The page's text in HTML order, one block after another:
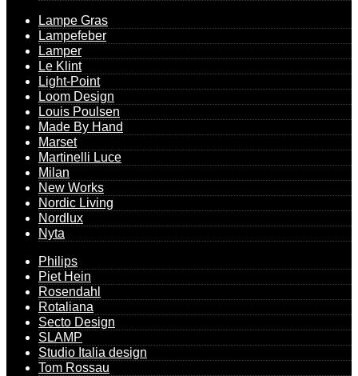
Lampe Gras
Lampefeber
Lamper
Le Klint
Light-Point
Loom Design
Louis Poulsen
Made By Hand
Marset
Martinelli Luce
Milan
New Works
Nordic Living
Nordlux
Nyta
Philips
Piet Hein
Rosendahl
Rotaliana
Secto Design
SLAMP
Studio Italia design
Tom Rossau